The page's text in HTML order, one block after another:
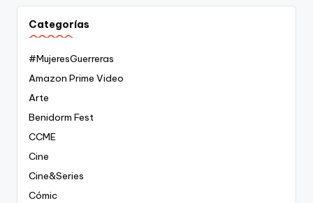
Categorías
#MujeresGuerreras
Amazon Prime Video
Arte
Benidorm Fest
CCME
Cine
Cine&Series
Cómic